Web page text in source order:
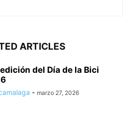
ARTICLES
del Día de la Bici
- marzo 27, 2026